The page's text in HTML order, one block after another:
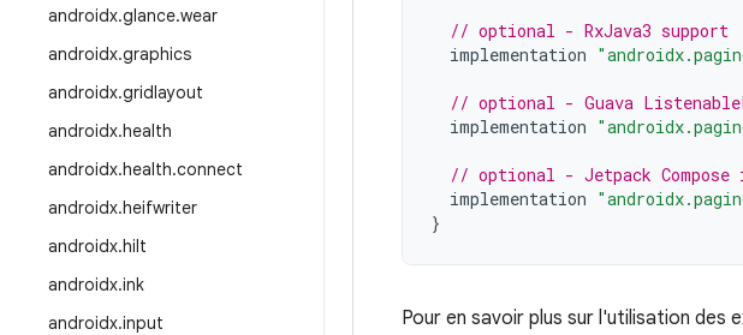
androidx.glance.wear
androidx.graphics
androidx.gridlayout
androidx.health
androidx.health.connect
androidx.heifwriter
androidx.hilt
androidx.ink
androidx.input
// optional - RxJava3 support
implementation
// optional - Guava
implementation
// optional - Jetpack
implementation
}
Pour en savoir plus sur l'utilisation des